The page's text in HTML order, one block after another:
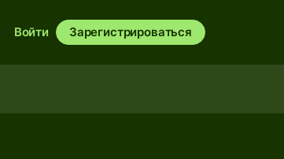
Войти Зарегистрироваться